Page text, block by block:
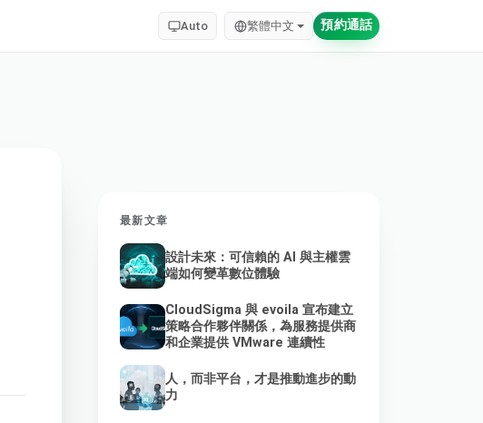
Auto 繁體中文 預約通話
最新文章
設計未來：可信賴的 AI 與主權雲
端如何變革數位體驗
CloudSigma 與 evoila 宣布建立
策略合作夥伴關係，為服務提供商
和企業提供 VMware 連續性
人，而非平台，才是推動進步的動
力